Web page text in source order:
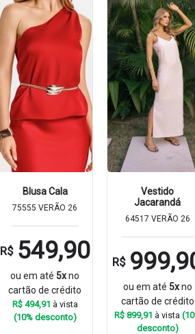
Blusa Cala
75555 VERÃO 26
R$ 549,90
ou em até5xno
cartão de crédito
R$ 494,91 à vista
(10% desconto)
Vestido
Jacarandá
64517 VERÃO 26
R$
ou em até 5xno
cartão de crédito
R$ 899,91 à vista
desconto)